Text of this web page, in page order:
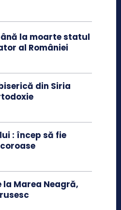
la moarte statul
al României
din Siria
: încep să fie
Marea Neagră,